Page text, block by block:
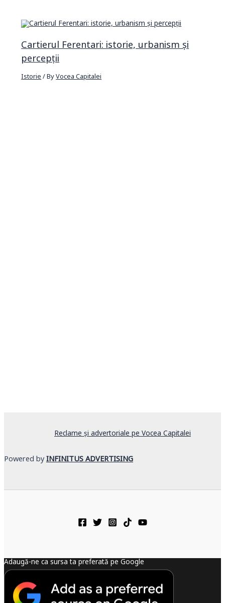
Cartierul Ferentari: istorie, urbanism și
percepții
Istorie/ ByVocea Capitalei
Reclame și advertoriale pe Vocea Capitalei
Powered by INFINITUS ADVERTISING
Adaugă-ne ca sursa ta preferată pe Google